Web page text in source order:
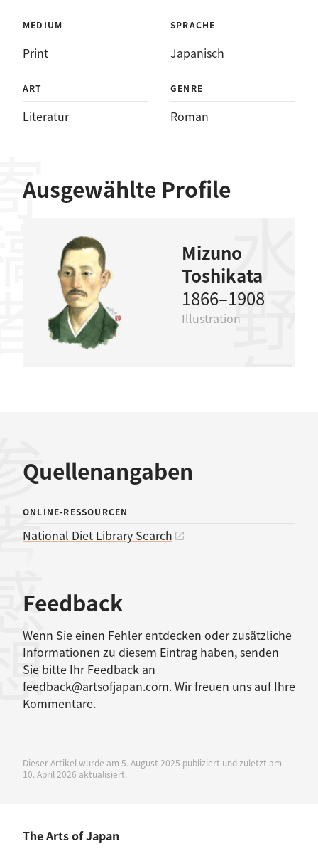
MEDIUM
Print
SPRACHE
Japanisch
ART
Literatur
GENRE
Roman
Ausgewählte Profile
Mizuno
Toshikata
1866–1908
Illustration水野年方
Quellenangaben
献
ONLINE-RESSOURCEN
National Diet Library Search
Feedback
Wenn Sie einen Fehler entdecken oder zusätzliche
Informationen zu diesem Eintrag haben, senden
Sie bitte Ihr Feedback an
feedback@artsofjapan.com. Wir freuen uns auf Ihre
Kommentare.
Dieser Artikel wurde am 5. August 2025 publiziert und zuletzt am
10. April 2026 aktualisiert.
The Arts of Japan